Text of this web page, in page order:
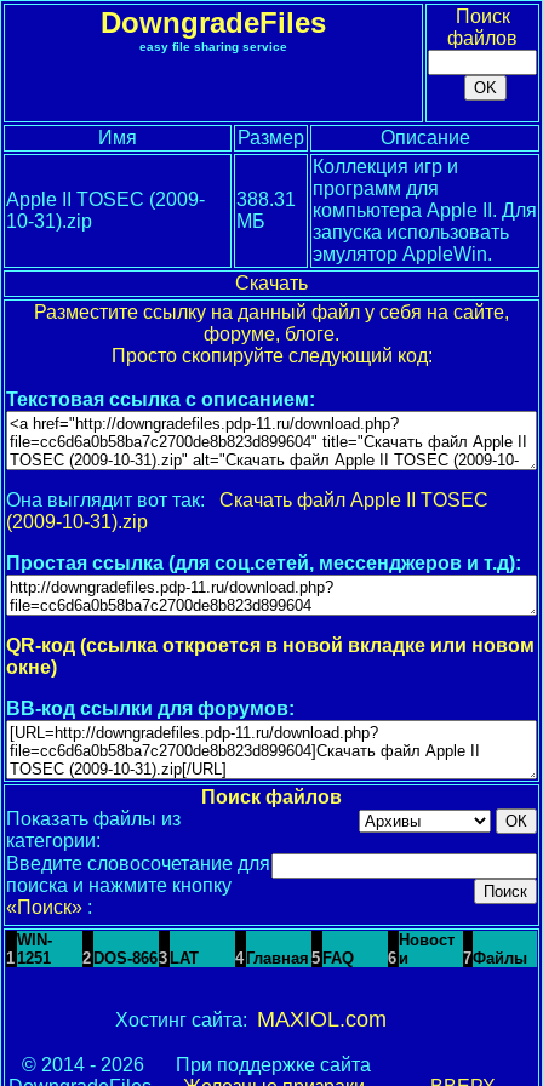
DowngradeFiles
easy file sharing service
Поиск
файлов
Имя Размер Описание
Apple II TOSEC (2009-
10-31).zip
388.31
МБ
Коллекция игр и
программ для
компьютера Apple II. Для
запуска использовать
эмулятор AppleWin.
Скачать
Разместите ссылку на данный файл у себя на сайте,
форуме, блоге.
Просто скопируйте следующий код:
Текстовая ссылка с описанием:
Она выглядит вот так: Скачать файл Apple II TOSEC
(2009-10-31).zip
Простая ссылка (для соц.сетей, мессенджеров и т.д):
QR-код (ссылка откроется в новой вкладке или новом
окне)
BB-код ссылки для форумов:
Поиск файлов
Показать файлы из
категории:
Введите словосочетание для
поиска и нажмите кнопку
«Поиск» :
1
WIN-
1251
2 DOS-8663 LAT 4 Главная 5 FAQ 6
Новост
и
7Файлы
Хостинг сайта: MAXIOL.com
© 2014 - 2026
При поддержке сайта